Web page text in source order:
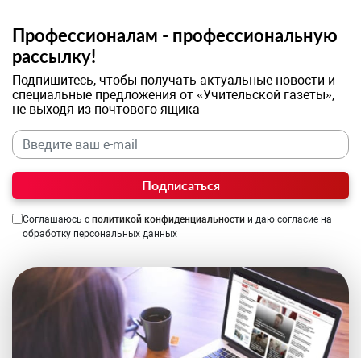
Профессионалам - профессиональную
рассылку!
Подпишитесь, чтобы получать актуальные новости и
специальные предложения от «Учительской газеты»,
не выходя из почтового ящика
Подписаться
Соглашаюсь с политикой конфиденциальности и даю согласие на
обработку персональных данных